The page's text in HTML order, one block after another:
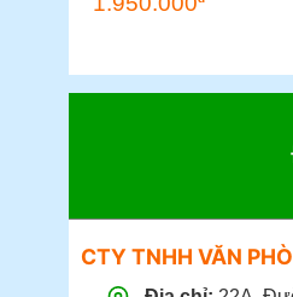
CTY TNHH VĂN